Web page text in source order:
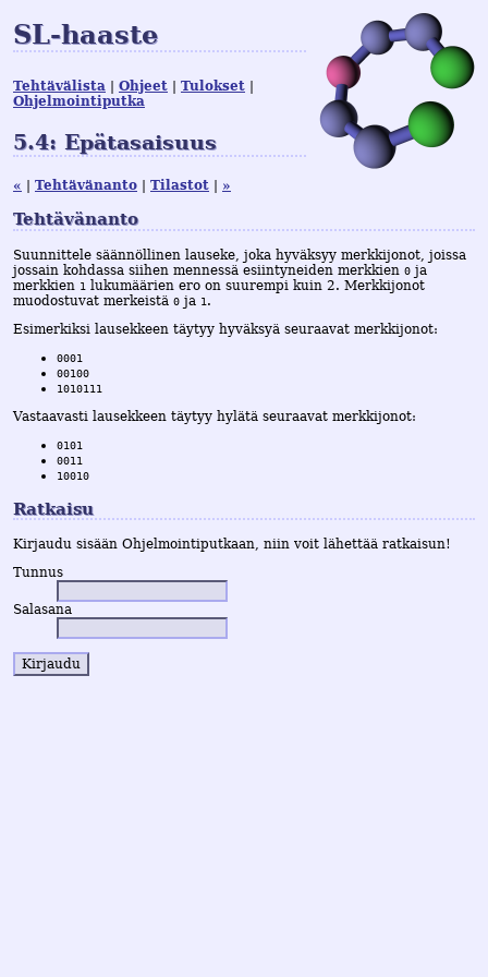
SL-haaste
Tehtävälista Ohjeet
Tulokset
Ohjelmointiputka
5.4: Epätasaisuus
« Tehtävänanto Tilastot »
Tehtävänanto
Suunnittele säännöllinen lauseke, joka hyväksyy merkkijonot, joissa
jossain kohdassa siihen mennessä esiintyneiden merkkien 0 ja
merkkien 1 lukumäärien ero on suurempi kuin 2. Merkkijonot
muodostuvat merkeistä 0 ja 1 .
Esimerkiksi lausekkeen täytyy hyväksyä seuraavat merkkijonot:
0001
00100
1010111
Vastaavasti lausekkeen täytyy hylätä seuraavat merkkijonot:
0101
0011
10010
Ratkaisu
Kirjaudu sisään Ohjelmointiputkaan, niin voit lähettää ratkaisun!
Tunnus
Salasana
Kirjaudu